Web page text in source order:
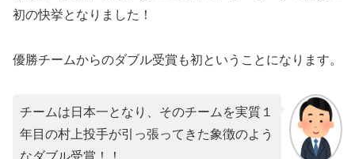
初の快挙となりました！
優勝チームからのダブル受賞も初ということになります。
チームは日本一となり、そのチームを実質１
年目の村上投手が引っ張ってきた象徴のよう
なダブル受賞！！